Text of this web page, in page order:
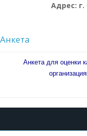
Адрес: г.
Анкета
Анкета для оценки